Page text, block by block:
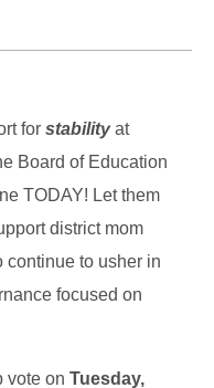
for stabilityat
Board of Education
TODAY! Let them
district mom
continue to usher in
focused on
vote on Tuesday,